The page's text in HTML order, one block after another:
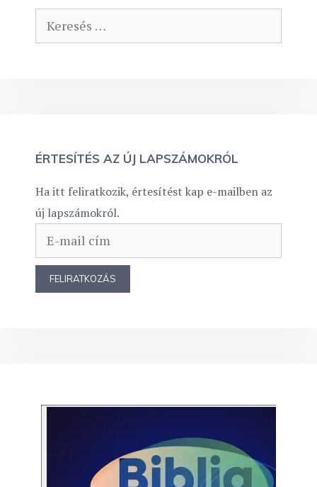
Keresés:
ÉRTESÍTÉS AZ ÚJ LAPSZÁMOKRÓL
Ha itt feliratkozik, értesítést kap e-mailben az
új lapszámokról.